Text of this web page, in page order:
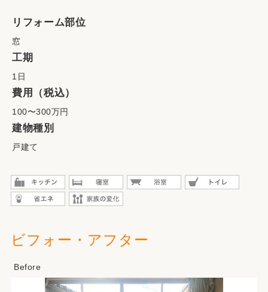
リフォーム部位
窓
工期
1日
費用（税込）
100〜300万円
建物種別
戸建て
ビフォー・アフター